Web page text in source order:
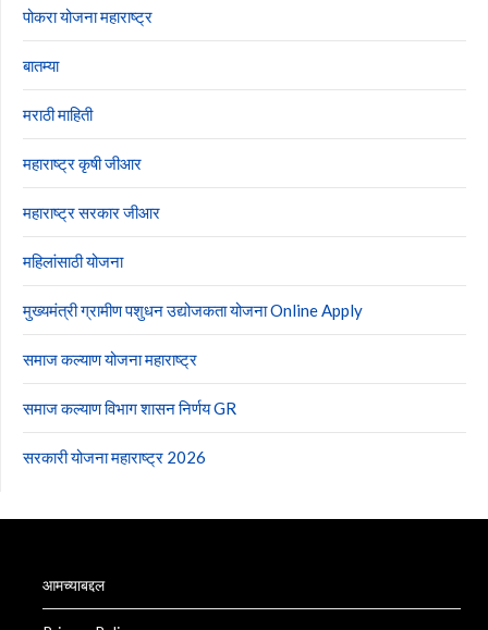
पोकरा योजना महाराष्ट्र
बातम्या
मराठी माहिती
महाराष्ट्र कृषी जीआर
महाराष्ट्र सरकार जीआर
महिलांसाठी योजना
मुख्यमंत्री ग्रामीण पशुधन उद्योजकता योजना Online Apply
समाज कल्याण योजना महाराष्ट्र
समाज कल्याण विभाग शासन निर्णय GR
सरकारी योजना महाराष्ट्र 2026
आमच्याबद्दल